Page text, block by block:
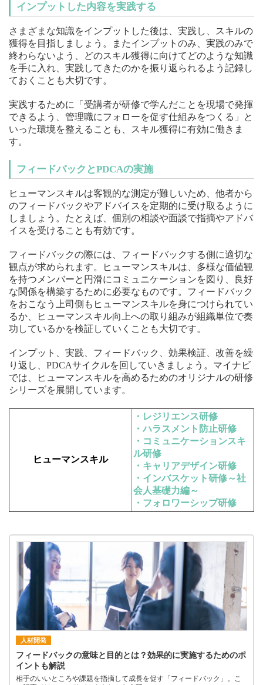
インプットした内容を実践する
さまざまな知識をインプットした後は、実践し、スキルの
獲得を目指しましょう。またインプットのみ、実践のみで
終わらないよう、どのスキル獲得に向けてどのような知識
を手に入れ、実践してきたのかを振り返られるよう記録し
ておくことも大切です。
実践するために「受講者が研修で学んだことを現場で発揮
できるよう、管理職にフォローを促す仕組みをつくる」と
いった環境を整えることも、スキル獲得に有効に働きま
す。
フィードバックとPDCAの実施
ヒューマンスキルは客観的な測定が難しいため、他者から
のフィードバックやアドバイスを定期的に受け取るように
しましょう。たとえば、個別の相談や面談で指摘やアドバ
イスを受けることも有効です。
フィードバックの際には、フィードバックする側に適切な
観点が求められます。ヒューマンスキルは、多様な価値観
を持つメンバーと円滑にコミュニケーションを図り、良好
な関係を構築するために必要なものです。フィードバック
をおこなう上司側もヒューマンスキルを身につけられてい
るか、ヒューマンスキル向上への取り組みが組織単位で奏
功しているかを検証していくことも大切です。
インプット、実践、フィードバック、効果検証、改善を繰
り返し、PDCAサイクルを回していきましょう。マイナビ
では、ヒューマンスキルを高めるためのオリジナルの研修
シリーズを展開しています。
ヒューマンスキル
・レジリエンス研修
・ハラスメント防止研修
・コミュニケーションスキ
ル研修
・キャリアデザイン研修
・インバスケット研修～社
会人基礎力編～
・フォロワーシップ研修
人材開発
フィードバックの意味と目的とは？効果的に実施するためのポ
イントも解説
相手のいいところや課題を指摘して成長を促す「フィードバック」。こ